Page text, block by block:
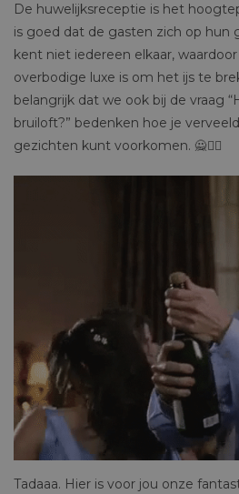
De huwelijksreceptie is het
is goed dat de gasten zich op hun
kent niet iedereen elkaar,
overbodige luxe is om het ijs te
belangrijk dat we ook bij de vraag
bruiloft?” bedenken hoe je
gezichten kunt voorkomen. 🙅🙅‍♂️
Tadaaa. Hier is voor jou onze